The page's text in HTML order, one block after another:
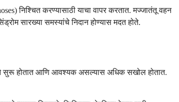
निश्चित करण्यासाठी याचा वापर करतात. मज्जातंतू वहन
सारख्या समस्यांचे निदान होण्यास मदत होते.
सुरू होतात आणि आवश्यक असल्यास अधिक सखोल होतात.